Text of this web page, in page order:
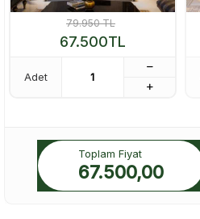
79.950TL
67.500TL
Adet
Toplam Fiyat
67.500,00